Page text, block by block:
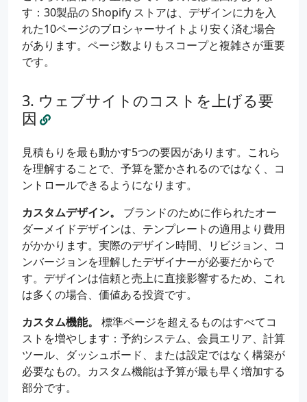
す：30製品の Shopify ストアは、デザインに力を入
れた10ページのブロシャーサイトより安く済む場合
があります。ページ数よりもスコープと複雑さが重要
です。
ウェブサイトのコストを上げる要
因
見積もりを最も動かす5つの要因があります。これら
を理解することで、予算を驚かされるのではなく、コ
ントロールできるようになります。
カスタムデザイン。
ブランドのために作られたオー
ダーメイドデザインは、テンプレートの適用より費用
がかかります。実際のデザイン時間、リビジョン、コ
ンバージョンを理解したデザイナーが必要だからで
す。デザインは信頼と売上に直接影響するため、これ
は多くの場合、価値ある投資です。
カスタム機能。
標準ページを超えるものはすべてコ
ストを増やします：予約システム、会員エリア、計算
ツール、ダッシュボード、または設定ではなく構築が
必要なもの。カスタム機能は予算が最も早く増加する
部分です。